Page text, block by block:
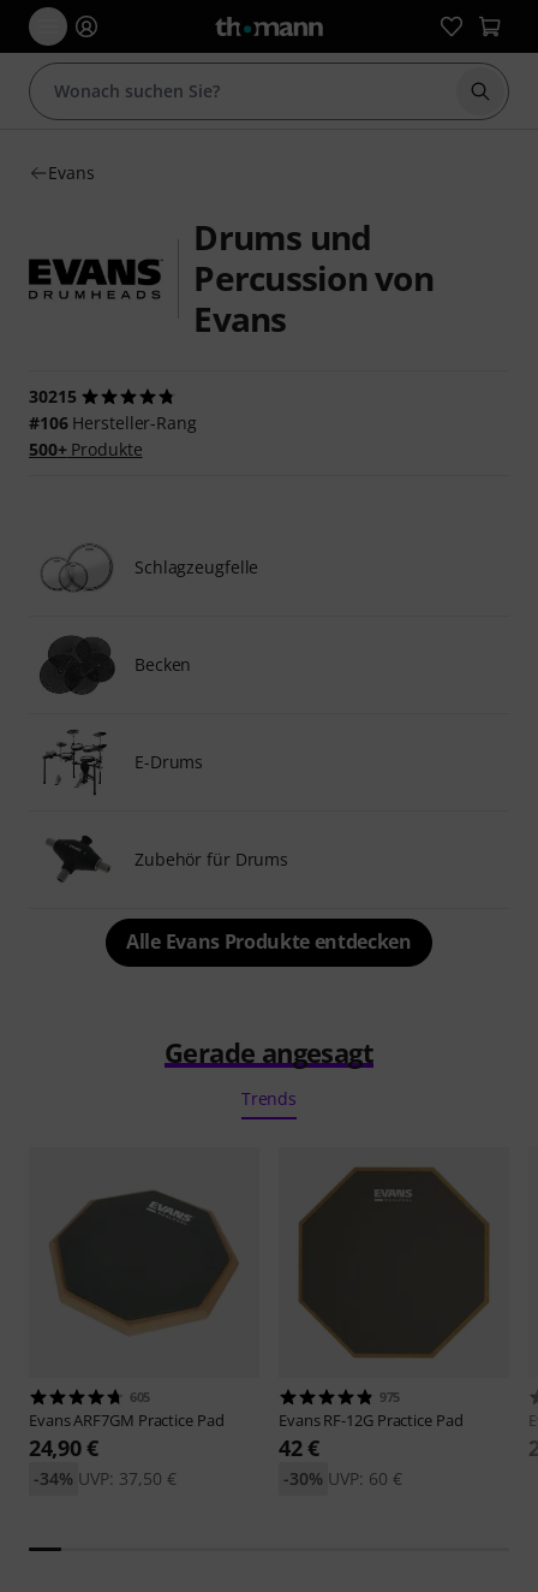
Suche
Evans
Drums und
Percussion von
Evans
30215
#106Hersteller-Rang
500+Produkte
Schlagzeugfelle
Becken
E-Drums
Zubehör für Drums
Alle Evans Produkte entdecken
Gerade angesagt
Trends
605
EvansARF7GM Practice Pad
24,90 €
UVP: 37,50 €
-34%
975
EvansRF-12G Practice Pad
42 €
UVP: 60 €
-30%